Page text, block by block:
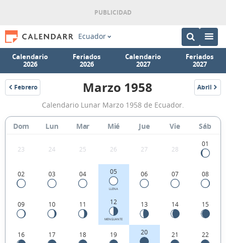
Ecuador
Calendario
2026
Feriados
2026
Calendario
2027
Feriados
2027
Febrero
1958
Calendario
Lunar
Marzo
Ecuador.
Marzo 1958 Abril
1958
Calendario Lunar Marzo 1958 de Ecuador.
Dom Lun Mar Mié Jue Vie Sáb
23 24 25 26 27 28
01
02 03 04 05
LLENA
06 07 08
09 10 11 12
MENGUANTE
13 14 15
16 17 18 19 20 21 22